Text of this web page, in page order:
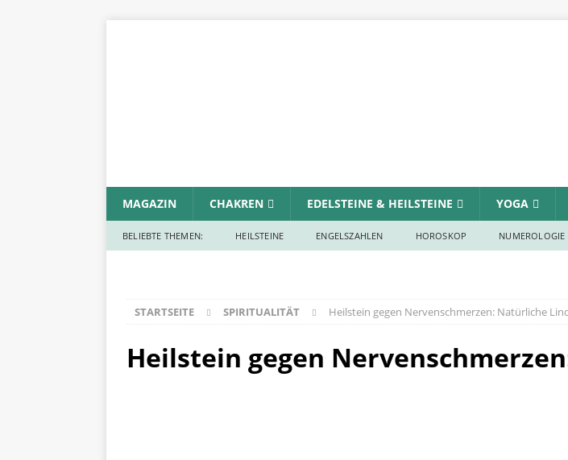
MAGAZIN CHAKREN EDELSTEINE & HEILSTEINE YOGA
BELIEBTE THEMEN: HEILSTEINE ENGELSZAHLEN HOROSKOP NUMEROLOGIE
STARTSEITE SPIRITUALITÄT Heilstein gegen Nervenschmerzen: Natürliche
Heilstein gegen